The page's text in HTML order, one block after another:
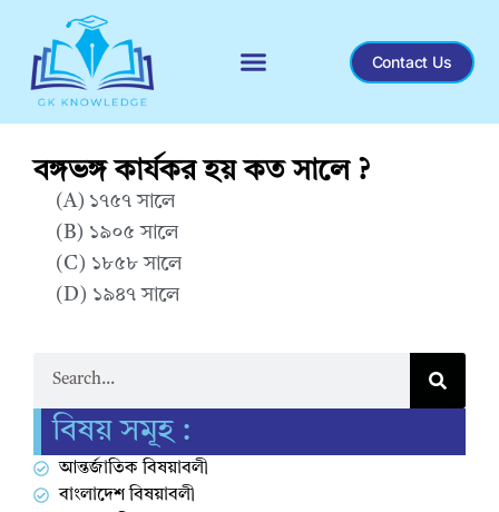
Contact Us
বঙ্গভঙ্গ কার্যকর হয় কত সালে ?
(A) ১৭৫৭ সালে
(B) ১৯০৫ সালে
(C) ১৮৫৮ সালে
(D) ১৯৪৭ সালে
বিষয় সমূহ :
আন্তর্জাতিক বিষয়াবলী
বাংলাদেশ বিষয়াবলী